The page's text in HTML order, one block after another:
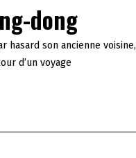
dong
hasard son ancienne voisine,
d’un voyage